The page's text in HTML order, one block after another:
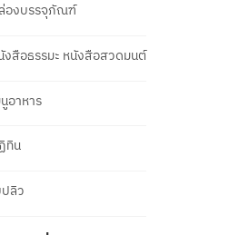
องบรรจุภัณฑ์
งสือธรรมะ หนังสือสวดมนต์
นูอาหาร
ทิน
ปลิว